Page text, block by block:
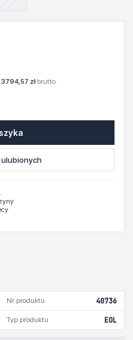
Nr produktu 40736
Typ produktu EOL
3794,57 złbrutto